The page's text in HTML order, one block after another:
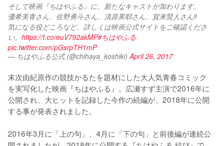
そして映画『ちはやふる』に、新たなキャストが加わります。
優希美青さん、佐野勇斗さん、清原果耶さん、賀来賢人さん‼️
気になる役どころなど、詳しくは映画公式サイトをご確認くださ
い。 https://t.co/euV792akMP#ちはやふる
pic.twitter.com/pGsrpTH1mP
— ちはやふる公式 (@chihaya_koshiki) April 26, 2017
末次由紀原作の競技かるたを題材にした大人気青春コミック
を実写化した映画『ちはやふる』。広瀬すず主演で2016年に
公開され、大ヒットを記録した今作の続編が、2018年に公開
する事が発表されました。
2016年3月に「上の句」、4月に「下の句」と前後編が連続公